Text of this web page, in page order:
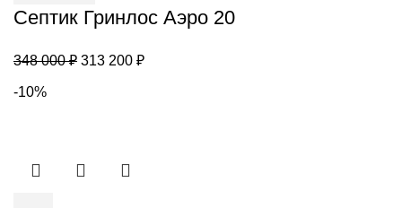
20
Септик Гринлос Аэро 20
348 000₽ Первоначальная
313 200 ₽Текущая
-10%